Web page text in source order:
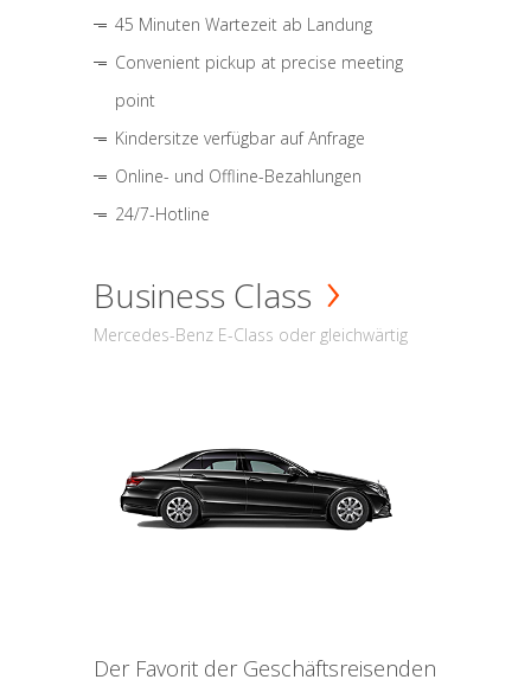
45 Minuten Wartezeit ab Landung
Convenient pickup at precise meeting
point
Kindersitze verfügbar auf Anfrage
Online- und Offline-Bezahlungen
24/7-Hotline
Business Class
Mercedes-Benz E-Class oder gleichwärtig
Der Favorit der Geschäftsreisenden